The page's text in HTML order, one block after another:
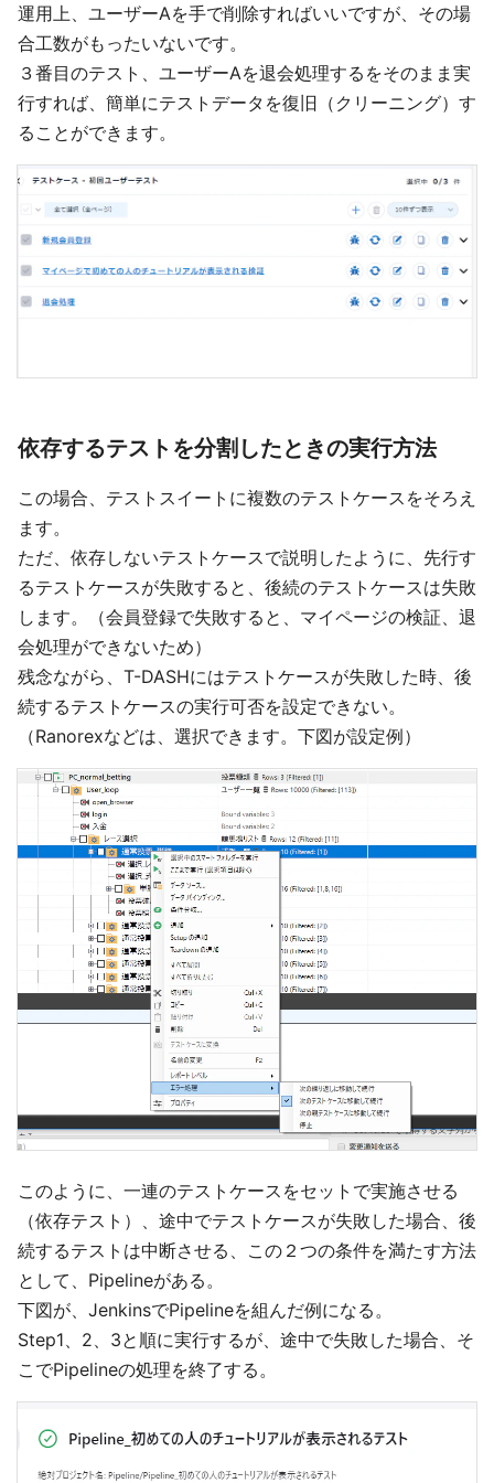
運用上、ユーザーAを手で削除すればいいですが、その場
合工数がもったいないです。
３番目のテスト、ユーザーAを退会処理するをそのまま実
行すれば、簡単にテストデータを復旧（クリーニング）す
ることができます。
依存するテストを分割したときの実行方法
この場合、テストスイートに複数のテストケースをそろえ
ます。
ただ、依存しないテストケースで説明したように、先行す
るテストケースが失敗すると、後続のテストケースは失敗
します。（会員登録で失敗すると、マイページの検証、退
会処理ができないため）
残念ながら、T-DASHにはテストケースが失敗した時、後
続するテストケースの実行可否を設定できない。
（Ranorexなどは、選択できます。下図が設定例）
このように、一連のテストケースをセットで実施させる
（依存テスト）、途中でテストケースが失敗した場合、後
続するテストは中断させる、この２つの条件を満たす方法
として、Pipelineがある。
下図が、JenkinsでPipelineを組んだ例になる。
Step1、2、3と順に実行するが、途中で失敗した場合、そ
こでPipelineの処理を終了する。